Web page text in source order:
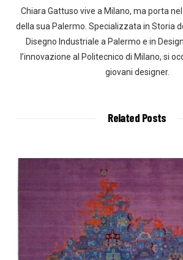
Chiara Gattuso vive a Milano, ma porta
della sua Palermo. Specializzata in Storia
Disegno Industriale a Palermo e in
l’innovazione al Politecnico di Milano, si
giovani designer.
Related Posts